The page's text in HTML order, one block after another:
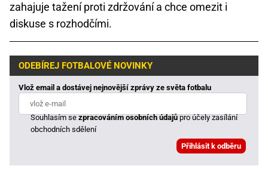
zahajuje tažení proti zdržování a chce omezit i
diskuse s rozhodčími.
ODEBÍREJ FOTBALOVÉ NOVINKY
Vlož email a dostávej nejnovější zprávy ze světa fotbalu
Souhlasím sezpracováním osobních údajůpro účely zasílání
obchodních sdělení